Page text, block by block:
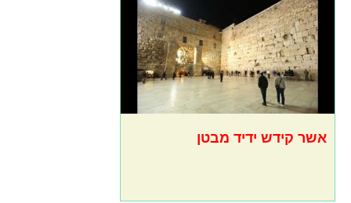
אשר קידש ידיד מבטן